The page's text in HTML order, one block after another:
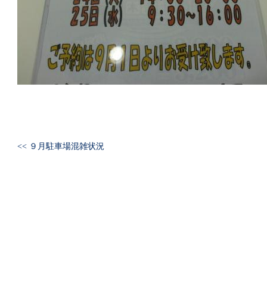
<< ９月駐車場混雑状況